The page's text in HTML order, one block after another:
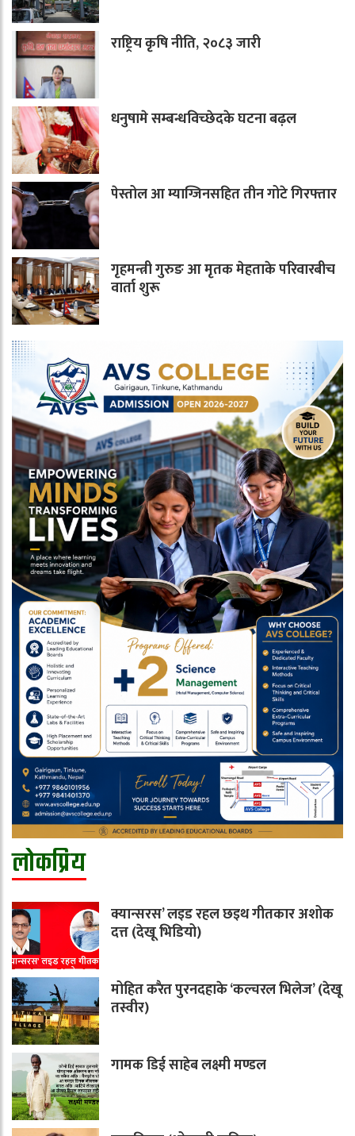
राष्ट्रिय कृषि नीति, २०८३ जारी
धनुषामे सम्बन्धविच्छेदके घटना बढ़ल
पेस्तोल आ म्याग्जिनसहित तीन गोटे गिरफ्तार
गृहमन्त्री गुरुङ आ मृतक मेहताके परिवारबीच
वार्ता शुरू
लोकप्रिय
क्यान्सरस’ लइड रहल छइथ गीतकार अशोक
दत्त (देखू भिडियो)
मोहित करैत पुरनदहाके ‘कल्चरल भिलेज’ (देखू
तस्वीर)
गामक डिई साहेब लक्ष्मी मण्डल